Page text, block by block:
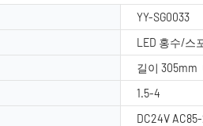
YY-SG0033
LED 홍수/스
길이
1.5-4
DC24V